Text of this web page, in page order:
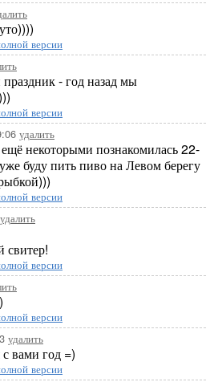
версии
праздник - год назад мы
версии
удалить
некоторыми познакомилась 22-
буду пить пиво на Левом берегу
версии
удалить
свитер!
версии
версии
удалить
с вами год =)
версии